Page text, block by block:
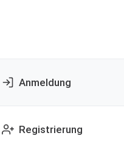
Anmeldung
Registrierung